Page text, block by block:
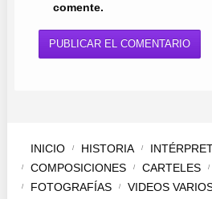
comente.
INICIO HISTORIA
COMPOSICIONES
CARTELES
FOTOGRAFÍAS
VIDEOS